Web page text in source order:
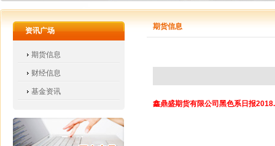
资讯广场
期货信息
财经信息
基金资讯
期货信息
鑫鼎盛期货有限公司黑色系日报